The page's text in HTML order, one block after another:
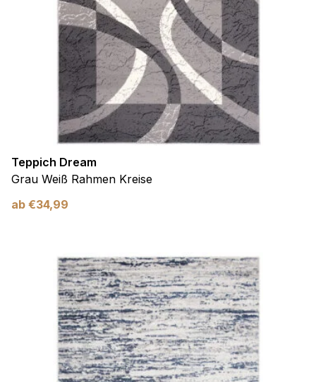
Teppich Dream
Grau Weiß Rahmen Kreise
ab €34,99